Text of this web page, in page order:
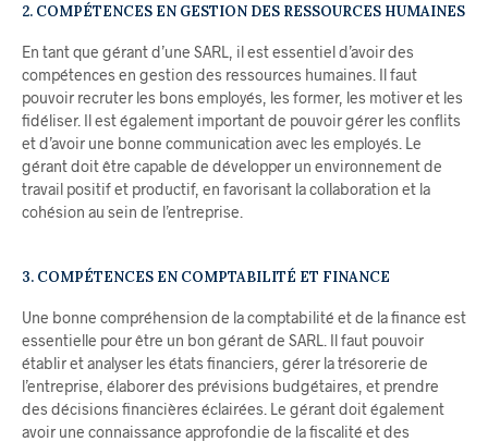
2. COMPÉTENCES EN GESTION DES RESSOURCES HUMAINES
En tant que gérant d’une SARL, il est essentiel d’avoir des
compétences en gestion des ressources humaines. Il faut
pouvoir recruter les bons employés, les former, les motiver et les
fidéliser. Il est également important de pouvoir gérer les conflits
et d’avoir une bonne communication avec les employés. Le
gérant doit être capable de développer un environnement de
travail positif et productif, en favorisant la collaboration et la
cohésion au sein de l’entreprise.
3. COMPÉTENCES EN COMPTABILITÉ ET FINANCE
Une bonne compréhension de la comptabilité et de la finance est
essentielle pour être un bon gérant de SARL. Il faut pouvoir
établir et analyser les états financiers, gérer la trésorerie de
l’entreprise, élaborer des prévisions budgétaires, et prendre
des décisions financières éclairées. Le gérant doit également
avoir une connaissance approfondie de la fiscalité et des